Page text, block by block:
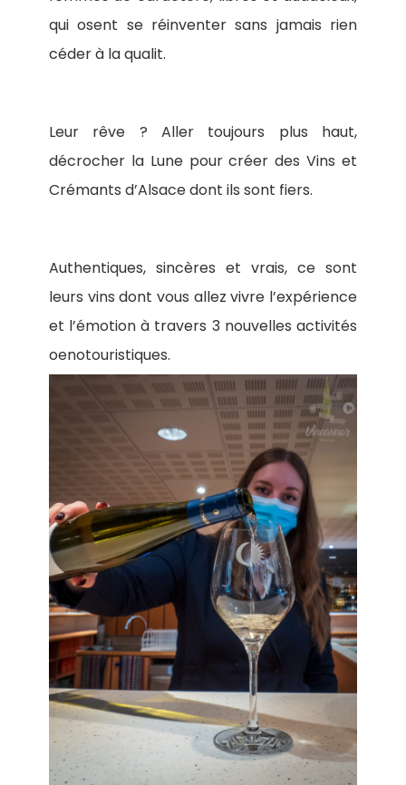
qui osent se réinventer sans jamais rien
céder à la qualit.
Leur rêve ? Aller toujours plus haut,
décrocher la Lune pour créer des Vins et
Crémants d’Alsace dont ils sont fiers.
Authentiques, sincères et vrais, ce sont
leurs vins dont vous allez vivre l’expérience
et l’émotion à travers 3 nouvelles activités
oenotouristiques.